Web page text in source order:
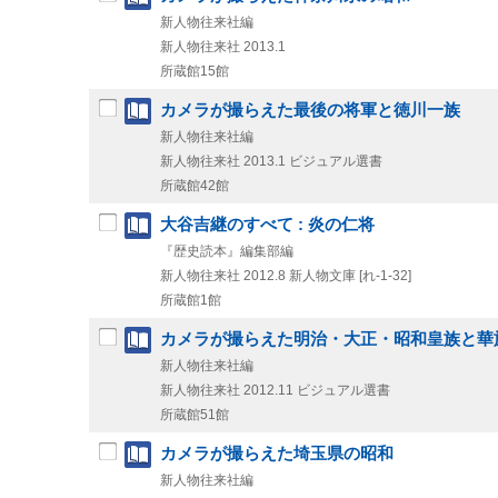
新人物往来社編
新人物往来社 2013.1
所蔵館15館
カメラが撮らえた最後の将軍と徳川一族
新人物往来社編
新人物往来社 2013.1 ビジュアル選書
所蔵館42館
大谷吉継のすべて : 炎の仁将
『歴史読本』編集部編
新人物往来社 2012.8 新人物文庫 [れ-1-32]
所蔵館1館
カメラが撮らえた明治・大正・昭和皇族と華
新人物往来社編
新人物往来社 2012.11 ビジュアル選書
所蔵館51館
カメラが撮らえた埼玉県の昭和
新人物往来社編